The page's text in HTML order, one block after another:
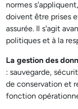
normes
doivent être prises
assurée. Il s'agit
politiques et à la
La gestion des
: sauvegarde,
de conservation et
fonction